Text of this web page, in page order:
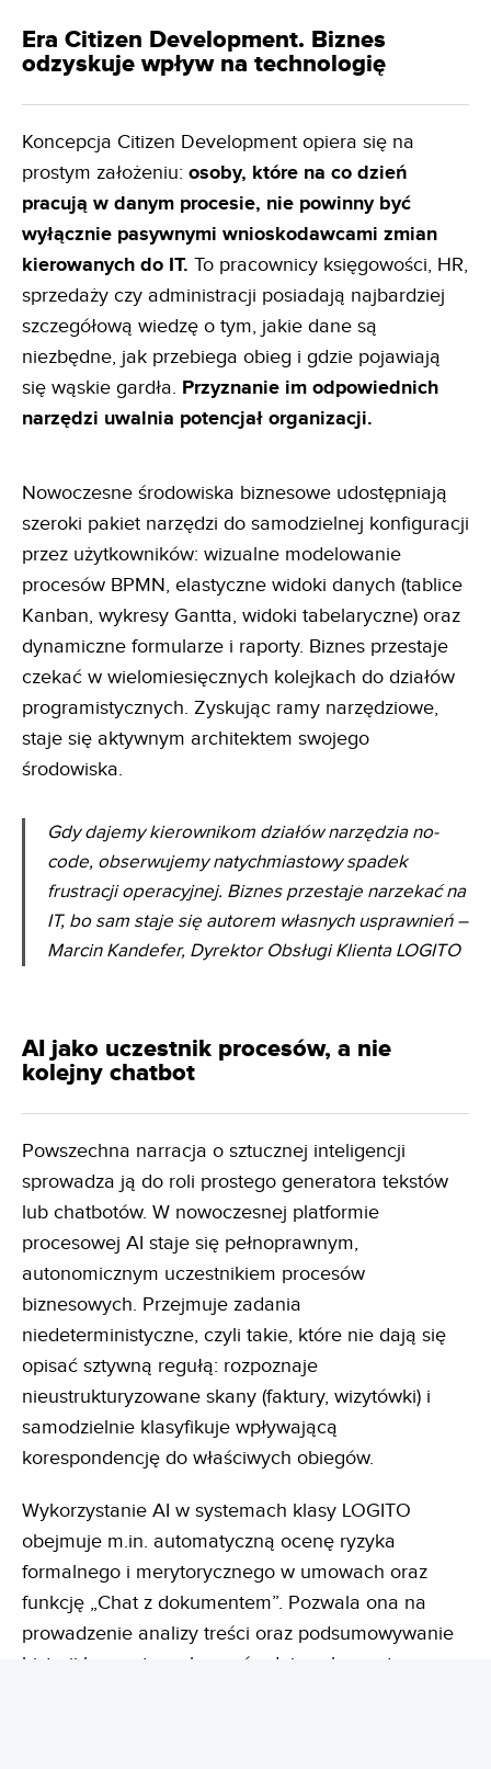
Era Citizen Development. Biznes
odzyskuje wpływ na technologię
Koncepcja Citizen Development opiera się na
prostym założeniu: osoby, które na co dzień
pracują w danym procesie, nie powinny być
wyłącznie pasywnymi wnioskodawcami zmian
kierowanych do IT. To pracownicy księgowości, HR,
sprzedaży czy administracji posiadają najbardziej
szczegółową wiedzę o tym, jakie dane są
niezbędne, jak przebiega obieg i gdzie pojawiają
się wąskie gardła. Przyznanie im odpowiednich
narzędzi uwalnia potencjał organizacji.
Nowoczesne środowiska biznesowe udostępniają
szeroki pakiet narzędzi do samodzielnej konfiguracji
przez użytkowników: wizualne modelowanie
procesów BPMN, elastyczne widoki danych (tablice
Kanban, wykresy Gantta, widoki tabelaryczne) oraz
dynamiczne formularze i raporty. Biznes przestaje
czekać w wielomiesięcznych kolejkach do działów
programistycznych. Zyskując ramy narzędziowe,
staje się aktywnym architektem swojego
środowiska.
Gdy dajemy kierownikom działów narzędzia no-
code, obserwujemy natychmiastowy spadek
frustracji operacyjnej. Biznes przestaje narzekać na
IT, bo sam staje się autorem własnych usprawnień–
Marcin Kandefer, Dyrektor Obsługi Klienta LOGITO
AI jako uczestnik procesów, a nie
kolejny chatbot
Powszechna narracja o sztucznej inteligencji
sprowadza ją do roli prostego generatora tekstów
lub chatbotów. W nowoczesnej platformie
procesowej AI staje się pełnoprawnym,
autonomicznym uczestnikiem procesów
biznesowych. Przejmuje zadania
niedeterministyczne, czyli takie, które nie dają się
opisać sztywną regułą: rozpoznaje
nieustrukturyzowane skany (faktury, wizytówki) i
samodzielnie klasyfikuje wpływającą
korespondencję do właściwych obiegów.
Wykorzystanie AI w systemach klasy LOGITO
obejmuje m.in. automatyczną ocenę ryzyka
formalnego i merytorycznego w umowach oraz
funkcję „Chat z dokumentem”. Pozwala ona na
prowadzenie analizy treści oraz podsumowywanie
historii komentarzy bezpośrednio w hermetycznym